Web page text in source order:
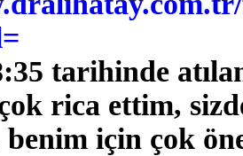
tarihinde
rica ettim,
benim için çok